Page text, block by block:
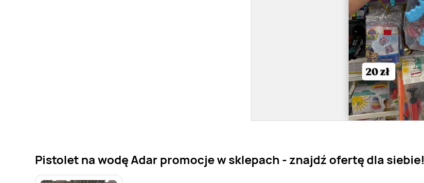
Pistolet na wodę Adar promocje w sklepach - znajdź ofertę dla siebie!